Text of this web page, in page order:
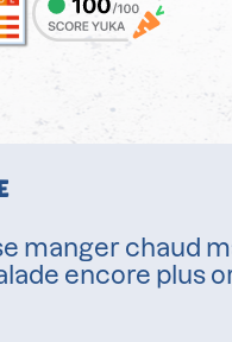
manger chaud
encore plus